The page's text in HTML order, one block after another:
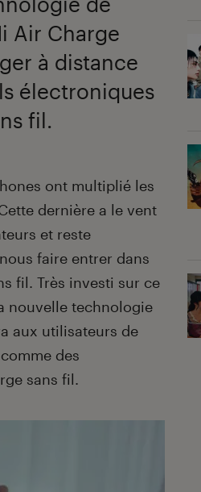
Air Charge
à distance
électroniques
fil.
ont multiplié les
dernière a le vent
et reste
faire entrer dans
fil. Très investi sur ce
nouvelle technologie
aux utilisateurs de
des
sans fil.